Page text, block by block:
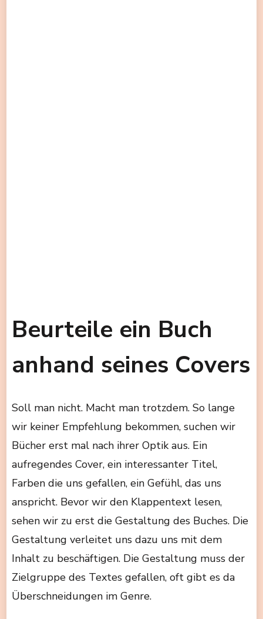
Beurteile ein Buch
anhand seines Covers
Soll man nicht. Macht man trotzdem. So lange
wir keiner Empfehlung bekommen, suchen wir
Bücher erst mal nach ihrer Optik aus. Ein
aufregendes Cover, ein interessanter Titel,
Farben die uns gefallen, ein Gefühl, das uns
anspricht. Bevor wir den Klappentext lesen,
sehen wir zu erst die Gestaltung des Buches. Die
Gestaltung verleitet uns dazu uns mit dem
Inhalt zu beschäftigen. Die Gestaltung muss der
Zielgruppe des Textes gefallen, oft gibt es da
Überschneidungen im Genre.